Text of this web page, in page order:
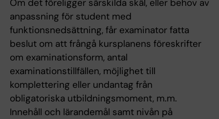
Om det föreligger särskilda skäl, eller behov av
anpassning för student med
funktionsnedsättning, får examinator fatta
beslut om att frångå kursplanens föreskrifter
om examinationsform, antal
examinationstillfällen, möjlighet till
komplettering eller undantag från
obligatoriska utbildningsmoment, m.m.
Innehåll och lärandemål samt nivån på